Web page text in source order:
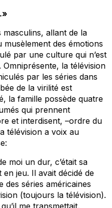
allant de la
des émotions
par une culture qui n’est
la télévision
par les séries dans
de la virilité est
la famille possède quatre
qui prennent
et interdisent, –ordre du
télévision a voix au
moi un dur, c’était sa
en jeu. Il avait décidé de
des séries américaines
(toujours la télévision).
me transmettait,